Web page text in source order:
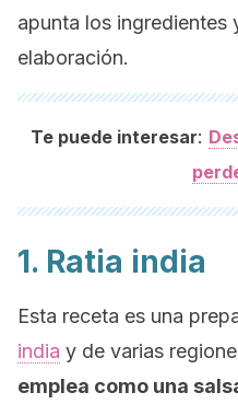
apunta los ingredientes
elaboración.
Te puede interesar:
1. Ratia india
Esta receta es una
india y de varias
emplea como una